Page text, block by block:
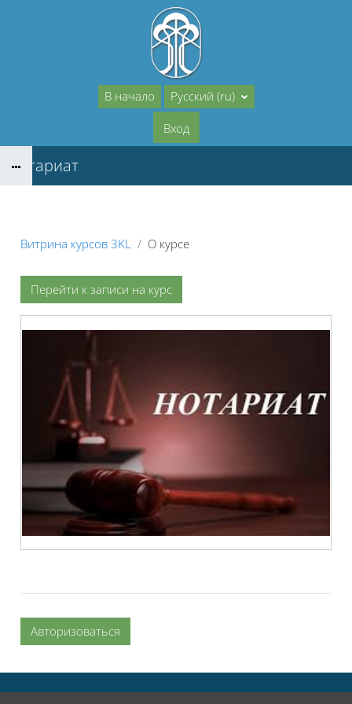
Перейти к основному содержанию
В начало Русский ‎(ru)‎
Вход
Нотариат
Витрина курсов 3KL О курсе
Перейти к записи на курс
Авторизоваться